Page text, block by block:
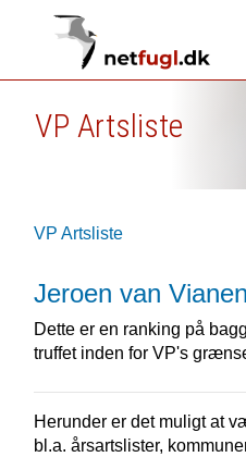
VP Artsliste
VP Artsliste
Jeroen van Vianen
Dette er en ranking på
truffet inden for VP's
Herunder er det muligt at
bl.a. årsartslister,